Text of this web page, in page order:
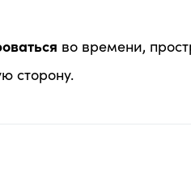
во времени,
сторону.